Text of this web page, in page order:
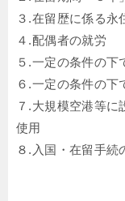
３.在留歴に係る永
４.配偶者の就労
５.一定の条件の下
６.一定の条件の下
７.大規模空港等
使用
８.入国・在留手続